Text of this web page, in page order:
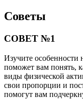
Советы
СОВЕТ №1
Изучите особенности
поможет вам понять,
виды физической
свои пропорции и
помогут вам